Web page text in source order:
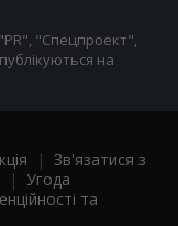
"Спецпроект",
на
| Зв'язатися з
| Угода
та